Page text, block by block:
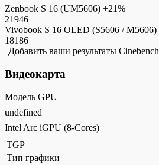
Zenbook S 16 (UM5606) +21%
21946
Vivobook S 16 OLED (S5606 / M5606)
18186
Добавить ваши результаты Cinebench
Видеокарта
Модель GPU
undefined
Intel Arc iGPU (8-Cores)
TGP
Тип графики